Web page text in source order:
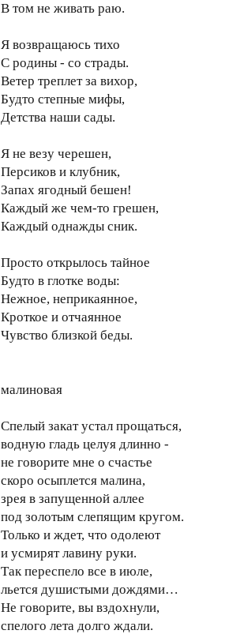
В том не живать раю.
Я возвращаюсь тихо
С родины - со страды.
Ветер треплет за вихор,
Будто степные мифы,
Детства наши сады.
Я не везу черешен,
Персиков и клубник,
Запах ягодный бешен!
Каждый же чем-то грешен,
Каждый однажды сник.
Просто открылось тайное
Будто в глотке воды:
Нежное, неприкаянное,
Кроткое и отчаянное
Чувство близкой беды.
малиновая
Спелый закат устал прощаться,
водную гладь целуя длинно -
не говорите мне о счастье
скоро осыплется малина,
зрея в запущенной аллее
под золотым слепящим кругом.
Только и ждет, что одолеют
и усмирят лавину руки.
Так переспело все в июле,
льется душистыми дождями…
Не говорите, вы вздохнули,
спелого лета долго ждали.